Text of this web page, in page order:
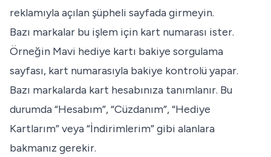
reklamıyla açılan şüpheli sayfada girmeyin.
Bazı markalar bu işlem için kart numarası ister.
Örneğin Mavi hediye kartı bakiye sorgulama
sayfası, kart numarasıyla bakiye kontrolü yapar.
Bazı markalarda kart hesabınıza tanımlanır. Bu
durumda “Hesabım”, “Cüzdanım”, “Hediye
Kartlarım” veya “İndirimlerim” gibi alanlara
bakmanız gerekir.